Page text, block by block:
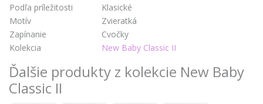
Podľa príležitosti
Klasické
Motív
Zvieratká
Zapínanie
Cvočky
Kolekcia
New Baby Classic II
Ďalšie produkty z kolekcie New Baby
Classic II